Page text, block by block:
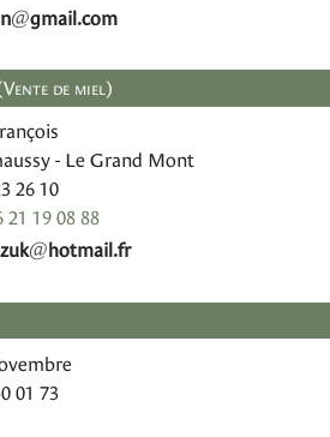
moc.liamg
@
de miel)
- Le Grand Mont
26 10
21 19 08 88
rf.liamtoh
@
01 73